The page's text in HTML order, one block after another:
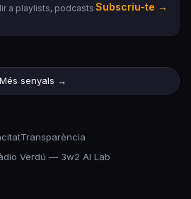
a playlists, podcasts Subscriu-te →
Més senyals →
Transparència
Verdú — 3w2 AI Lab